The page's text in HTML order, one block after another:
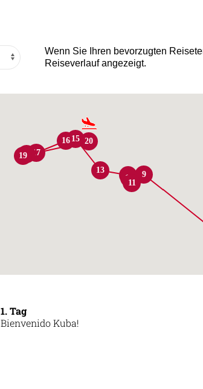
Wenn Sie Ihren bevorzugten
Reiseverlauf angezeigt.
9
10
11
12
13
15
16
17
18
19
20
1. Tag
Bienvenido Kuba!